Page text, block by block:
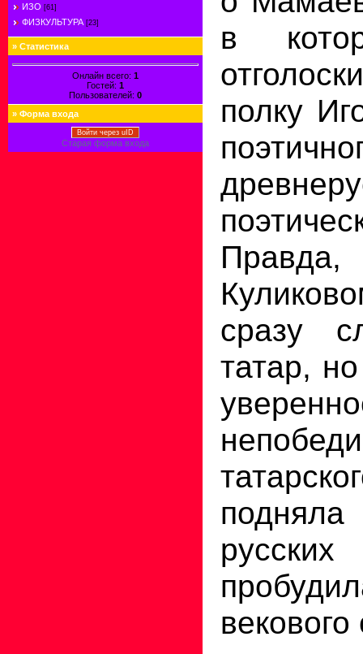
ИЗО [61]
ФИЗКУЛЬТУРА [23]
» Статистика
Онлайн всего: 1
Гостей: 1
Пользователей: 0
» Форма входа
Войти через uID
Старая форма входа
в
полку
сразу
татар,